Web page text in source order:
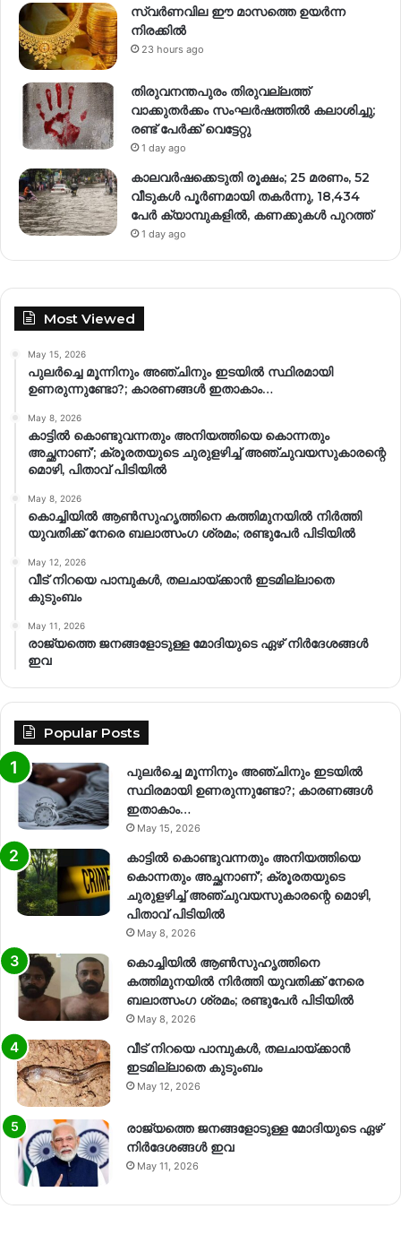
സ്വര്‍ണവില ഈ മാസത്തെ ഉയര്‍ന്ന
നിരക്കില്‍
23 hours ago
തിരുവനന്തപുരം തിരുവല്ലത്ത്
വാക്കുതർക്കം സംഘർഷത്തിൽ കലാശിച്ചു;
രണ്ട് പേർക്ക് വെട്ടേറ്റു
1 day ago
കാലവർഷക്കെടുതി രൂക്ഷം; 25 മരണം, 52
വീ‌ടുകൾ പൂർണമായി തകർന്നു, 18,434
പേർ ക്യാമ്പുകളിൽ, കണക്കുകൾ പുറത്ത്
1 day ago
Most Viewed
May 15, 2026
പുലർച്ചെ മൂന്നിനും അഞ്ചിനും ഇടയിൽ സ്ഥിരമായി
ഉണരുന്നുണ്ടോ?; കാരണങ്ങള്‍ ഇതാകാം…
May 8, 2026
കാട്ടിൽ കൊണ്ടുവന്നതും അനിയത്തിയെ കൊന്നതും
അച്ഛനാണ്’; ക്രൂരതയുടെ ചുരുളഴിച്ച് അഞ്ചുവയസുകാരന്റെ
മൊഴി, പിതാവ് പിടിയിൽ
May 8, 2026
കൊച്ചിയിൽ ആൺസുഹൃത്തിനെ കത്തിമുനയിൽ നിർത്തി
യുവതിക്ക് നേരെ ബലാത്സംഗ​ ശ്രമം; രണ്ടുപേർ പിടിയിൽ
May 12, 2026
വീട് നിറയെ പാമ്പുകൾ, തലചായ്ക്കാൻ ഇടമില്ലാതെ
കുടുംബം
May 11, 2026
രാജ്യത്തെ ജനങ്ങളോടുള്ള മോദിയുടെ ഏഴ് നിര്‍ദേശങ്ങള്‍
ഇവ
Popular Posts
പുലർച്ചെ മൂന്നിനും അഞ്ചിനും ഇടയിൽ
സ്ഥിരമായി ഉണരുന്നുണ്ടോ?; കാരണങ്ങള്‍
ഇതാകാം…
May 15, 2026
കാട്ടിൽ കൊണ്ടുവന്നതും അനിയത്തിയെ
കൊന്നതും അച്ഛനാണ്’; ക്രൂരതയുടെ
ചുരുളഴിച്ച് അഞ്ചുവയസുകാരന്റെ മൊഴി,
പിതാവ് പിടിയിൽ
May 8, 2026
കൊച്ചിയിൽ ആൺസുഹൃത്തിനെ
കത്തിമുനയിൽ നിർത്തി യുവതിക്ക് നേരെ
ബലാത്സംഗ​ ശ്രമം; രണ്ടുപേർ പിടിയിൽ
May 8, 2026
വീട് നിറയെ പാമ്പുകൾ, തലചായ്ക്കാൻ
ഇടമില്ലാതെ കുടുംബം
May 12, 2026
രാജ്യത്തെ ജനങ്ങളോടുള്ള മോദിയുടെ ഏഴ്
നിര്‍ദേശങ്ങള്‍ ഇവ
May 11, 2026